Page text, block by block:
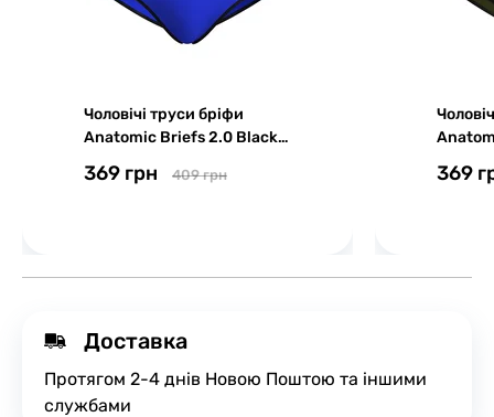
Чоловічі труси бріфи
Anatomic Briefs 2.0 Black
369 грн 409 грн 369
Доставка
Протягом 2-4 днів Новою Поштою та іншими
службами